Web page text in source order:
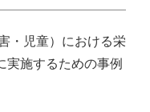
・児童）における栄
実施するための事例